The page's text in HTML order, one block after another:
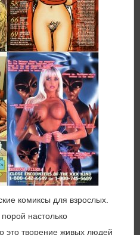
комиксы для взрослых.
настолько
это творение живых людей